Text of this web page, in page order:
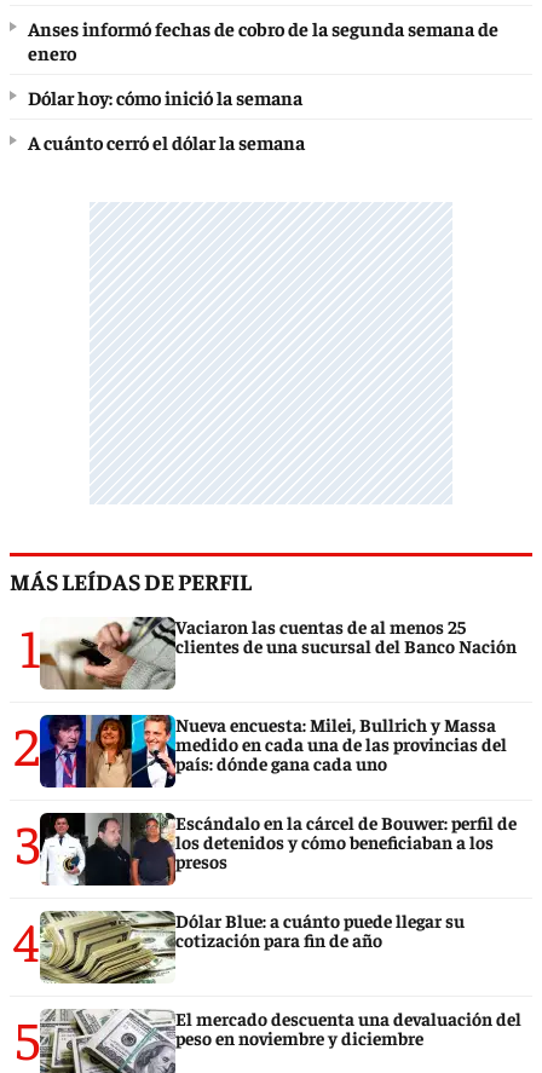
Anses informó fechas de cobro de la segunda semana de
enero
Dólar hoy: cómo inició la semana
A cuánto cerró el dólar la semana
MÁS LEÍDAS DE PERFIL
1
Vaciaron las cuentas de al menos 25
clientes de una sucursal del Banco Nación
2
Nueva encuesta: Milei, Bullrich y Massa
medido en cada una de las provincias del
país: dónde gana cada uno
3
Escándalo en la cárcel de Bouwer: perfil de
los detenidos y cómo beneficiaban a los
presos
4
Dólar Blue: a cuánto puede llegar su
cotización para fin de año
5
El mercado descuenta una devaluación del
peso en noviembre y diciembre